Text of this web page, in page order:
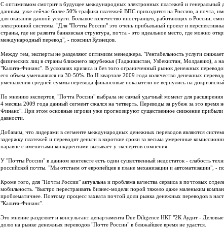
С оптимизмом смотрит в будущее международных электронных платежей и
данным, уже сейчас более 50% трафика платежей ВПС приходится на Россию, а почта,
для оказания данной услуги. Большое количество иностранцев, работающих в России,
электронной системы. "Для "Почты России" это очень прибыльный проект и
страны, где не развита банковская структура, почта - это идеальное место, где можно
международный перевод", - пояснил Кузнецов.
Между тем, эксперты не разделяют оптимизм менеджера. "Рентабельность услуги
физических лиц в страны ближнего зарубежья (Таджикистан, Узбекистан, Молдавию), а
"Калита-Финанс". В условиях кризиса и без того ограниченный рынок денежных
его объем уменьшился на 30-50%. Во II квартале 2009 года количество денежных
уменьшения средней суммы перевода финансовые показатели не вернулись на
По мнению экспертов, "Почта России" выбрала не самый удачный момент для
4 месяца 2009 года данный сегмент сжался на четверть. Переводы за рубеж за это
Финанс". При этом основные игроки уже прогнозируют существенное снижение
давности.
Добавим, что лидерами в сегменте международных денежных переводов являются
задержку платежей и переводят деньги в короткие сроки за весьма умеренные
наравне с именитыми конкурентами вызывает у экспертов сомнения.
У "Почты России" в данном контексте есть один существенный недостаток - слабость
российской почты. "Мы отстаем от европейцев в плане механизации и автоматизации", -
Кроме того, для "Почты России" актуальна и проблема качества сервиса в почтовых
мобильность. "Быстро перестраивать бизнес-модели порой тяжело даже маленьким
проблематичнее. Поэтому процесс захвата почтой доли рынка денежных переводов в
"Калита-Финанс".
Это мнение разделяет и консультант департамента Due Diligence НКГ "2К Аудит -
долю на рынке денежных переводов "Почте России" в ближайшее время не удастся.